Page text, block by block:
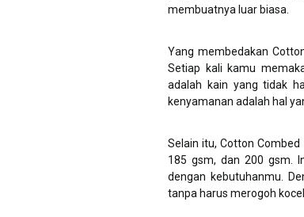
membuatnya luar biasa.
Yang membedakan
Setiap kali kamu
adalah kain yang tidak
kenyamanan adalah hal
Selain itu, Cotton
185 gsm, dan 200 gsm.
dengan kebutuhanmu.
tanpa harus merogoh